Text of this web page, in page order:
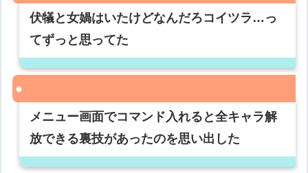
伏犠と女媧はいたけどなんだろコイツラ…っ
てずっと思ってた
メニュー画面でコマンド入れると全キャラ解
放できる裏技があったのを思い出した